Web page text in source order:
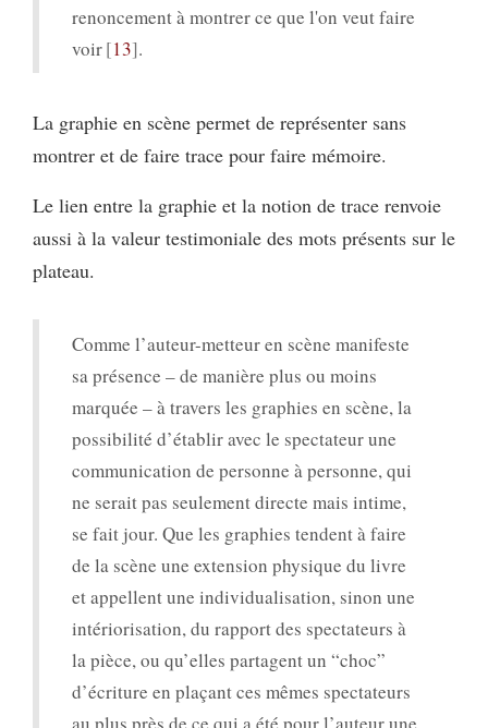
renoncement à montrer ce que l'on veut faire
voir 13 .
La graphie en scène permet de représenter sans
montrer et de faire trace pour faire mémoire.
Le lien entre la graphie et la notion de trace renvoie
aussi à la valeur testimoniale des mots présents sur le
plateau.
Comme l’auteur-metteur en scène manifeste
sa présence – de manière plus ou moins
marquée – à travers les graphies en scène, la
possibilité d’établir avec le spectateur une
communication de personne à personne, qui
ne serait pas seulement directe mais intime,
se fait jour. Que les graphies tendent à faire
de la scène une extension physique du livre
et appellent une individualisation, sinon une
intériorisation, du rapport des spectateurs à
la pièce, ou qu’elles partagent un “choc”
d’écriture en plaçant ces mêmes spectateurs